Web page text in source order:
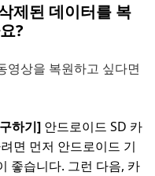
제된 데이터를 복
?
영상을 복원하고 싶다면
하기] 안드로이드 SD 카
면 먼저 안드로이드 기
좋습니다. 그런 다음, 카